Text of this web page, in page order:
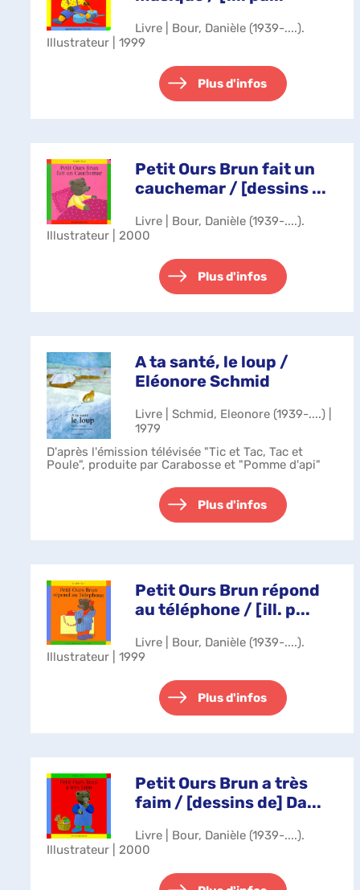
Livre | Bour, Danièle (1939-....).
Illustrateur | 1999
Plus d'infos
Petit Ours Brun fait un
cauchemar / [dessins ...
Livre | Bour, Danièle (1939-....).
Illustrateur | 2000
Plus d'infos
A ta santé, le loup /
Eléonore Schmid
Livre | Schmid, Eleonore (1939-....) |
1979
D'après l'émission télévisée "Tic et Tac, Tac et
Poule", produite par Carabosse et "Pomme d'api"
Plus d'infos
Petit Ours Brun répond
au téléphone / [ill. p...
Livre | Bour, Danièle (1939-....).
Illustrateur | 1999
Plus d'infos
Petit Ours Brun a très
faim / [dessins de] Da...
Livre | Bour, Danièle (1939-....).
Illustrateur | 2000